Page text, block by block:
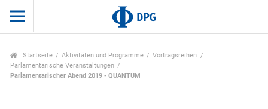
Startseite Aktivitäten und Programme
Vortragsreihen
Parlamentarische Veranstaltungen
Parlamentarischer Abend 2019 - QUANTUM